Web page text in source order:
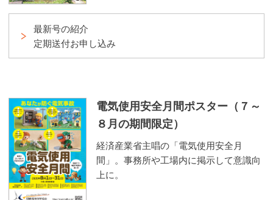
最新号の紹介
定期送付お申し込み
電気使用安全月間ポスター（７～
８月の期間限定）
経済産業省主唱の「電気使用安全月
間」。事務所や工場内に掲示して意識向
上に。